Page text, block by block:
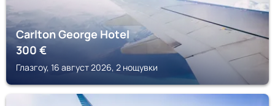
Carlton George Hotel
300€
Глазгоу, 16 август 2026, 2 нощувки